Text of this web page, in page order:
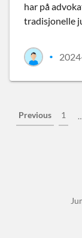
har på
tradisjonelle
•
Previous 1